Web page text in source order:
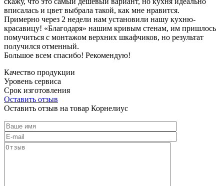
вписалась и цвет выбрала такой, как мне нравится.
Примерно через 2 недели нам установили нашу кухню-
красавицу! «Благодаря» нашим кривым стенам, им пришлось
помучиться с монтажом верхних шкафчиков, но результат
получился отменный.
Большое всем спасибо! Рекомендую!
Качество продукции
Уровень сервиса
Срок изготовления
Оставить отзыв
Оставить отзыв на товар Корнелиус